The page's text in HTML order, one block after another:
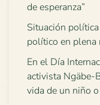
de esperanza”
Situación
político en plena
En el Día
activista Ngäbe-
vida de un niño